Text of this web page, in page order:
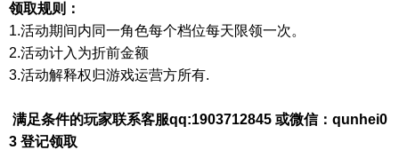
领取规则：
1.活动期间内同一角色每个档位每天限领一次。
2.活动计入为折前金额
3.活动解释权归游戏运营方所有.
满足条件的玩家联系客服qq:1903712845 或微信：qunhei0
3 登记领取